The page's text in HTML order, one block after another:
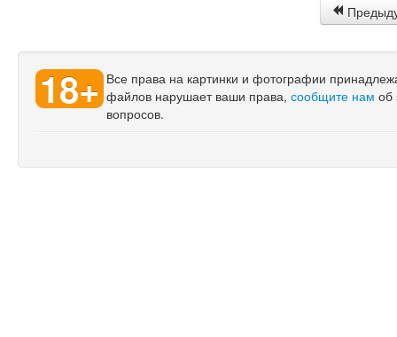
18+ Все права на картинки и фотографии
файлов нарушает ваши права, сообщите нам об
вопросов.